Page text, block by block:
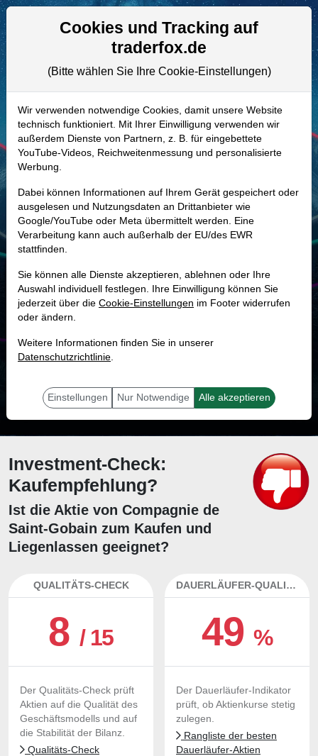
Aktien- und Artikelsuche
872087 | GOB–Compagnie de
Saint-Gobain Aktie
Realtime-Aktienkurs:
- - -
-
Marktkapitalisierung 41,88 Mrd. EUR
Unternehmenswert
Umsatz 46,48 Mrd. EUR
20.7 %
mit dieser Aktie erfolgreich sein.
Investment-Check:
Kaufempfehlung?
Ist die Aktie von Compagnie de
Saint-Gobain zum Kaufen und
Liegenlassen geeignet?
QUALITÄTS-CHECK
8/ 15
Der Qualitäts-Check prüft
Aktien auf die Qualität des
Geschäftsmodells und auf
die Stabilität der Bilanz.
Qualitäts-Check
DAUERLÄUFER-QUALITÄTEN
49%
Der Dauerläufer-Indikator
prüft, ob Aktienkurse stetig
zulegen.
Rangliste der besten
Dauerläufer-Aktien
Cookies und Tracking auf
traderfox.de
(Bitte wählen Sie Ihre Cookie-Einstellungen)
Wir verwenden notwendige Cookies, damit unsere Website
technisch funktioniert. Mit Ihrer Einwilligung verwenden wir
außerdem Dienste von Partnern, z. B. für eingebettete
YouTube-Videos, Reichweitenmessung und personalisierte
Werbung.
Dabei können Informationen auf Ihrem Gerät gespeichert oder
ausgelesen und Nutzungsdaten an Drittanbieter wie
Google/YouTube oder Meta übermittelt werden. Eine
Verarbeitung kann auch außerhalb der EU/des EWR
stattfinden.
Sie können alle Dienste akzeptieren, ablehnen oder Ihre
Auswahl individuell festlegen. Ihre Einwilligung können Sie
jederzeit über die Cookie-Einstellungen im Footer widerrufen
oder ändern.
Weitere Informationen finden Sie in unserer
Datenschutzrichtlinie.
Einstellungen Nur Notwendige Alle akzeptieren